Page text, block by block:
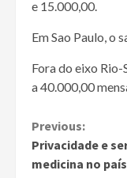
e 15.000,00.
Em Sao Paulo, o
Fora do eixo
a 40.000,00
Continue
Reading
Previous:
Privacidade e
medicina no